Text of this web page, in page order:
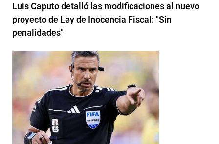
Luis Caputo detalló las modificaciones al nuevo
proyecto de Ley de Inocencia Fiscal: "Sin
penalidades"